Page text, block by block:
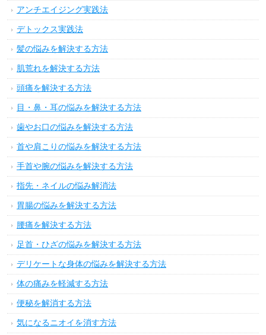
アンチエイジング実践法
デトックス実践法
髪の悩みを解決する方法
肌荒れを解決する方法
頭痛を解決する方法
目・鼻・耳の悩みを解決する方法
歯やお口の悩みを解決する方法
首や肩こりの悩みを解決する方法
手首や腕の悩みを解決する方法
指先・ネイルの悩み解消法
胃腸の悩みを解決する方法
腰痛を解決する方法
足首・ひざの悩みを解決する方法
デリケートな身体の悩みを解決する方法
体の痛みを軽減する方法
便秘を解消する方法
気になるニオイを消す方法